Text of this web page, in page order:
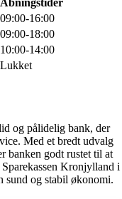
Åbningstider
09:00-16:00
09:00-18:00
10:00-14:00
Lukket
og pålidelig bank, der
Med et bredt udvalg
banken godt rustet til at
Kronjylland i
sund og stabil økonomi.